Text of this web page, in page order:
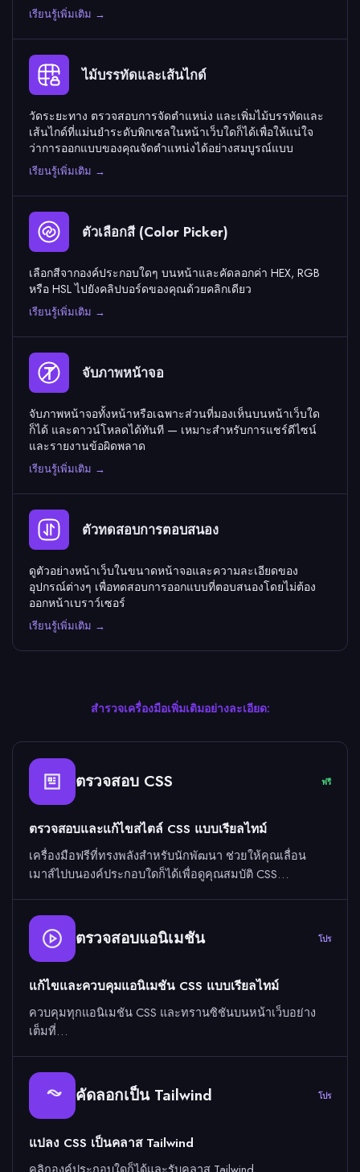
เรียนรู้เพิ่มเติม →
ไม้บรรทัดและเส้นไกด์
วัดระยะทาง ตรวจสอบการจัดตำแหน่ง และเพิ่มไม้บรรทัดและ
เส้นไกด์ที่แม่นยำระดับพิกเซลในหน้าเว็บใดก็ได้เพื่อให้แน่ใจ
ว่าการออกแบบของคุณจัดตำแหน่งได้อย่างสมบูรณ์แบบ
เรียนรู้เพิ่มเติม →
ตัวเลือกสี (Color Picker)
เลือกสีจากองค์ประกอบใดๆ บนหน้าและคัดลอกค่า HEX, RGB
หรือ HSL ไปยังคลิปบอร์ดของคุณด้วยคลิกเดียว
เรียนรู้เพิ่มเติม →
จับภาพหน้าจอ
จับภาพหน้าจอทั้งหน้าหรือเฉพาะส่วนที่มองเห็นบนหน้าเว็บใด
ก็ได้ และดาวน์โหลดได้ทันที — เหมาะสำหรับการแชร์ดีไซน์
และรายงานข้อผิดพลาด
เรียนรู้เพิ่มเติม →
ตัวทดสอบการตอบสนอง
ดูตัวอย่างหน้าเว็บในขนาดหน้าจอและความละเอียดของ
อุปกรณ์ต่างๆ เพื่อทดสอบการออกแบบที่ตอบสนองโดยไม่ต้อง
ออกหน้าเบราว์เซอร์
เรียนรู้เพิ่มเติม →
สำรวจเครื่องมือเพิ่มเติมอย่างละเอียด:
ตรวจสอบ CSS ฟรี
ตรวจสอบและแก้ไขสไตล์ CSS แบบเรียลไทม์
เครื่องมือฟรีที่ทรงพลังสำหรับนักพัฒนา ช่วยให้คุณเลื่อน
เมาส์ไปบนองค์ประกอบใดก็ได้เพื่อดูคุณสมบัติ CSS…
ตรวจสอบแอนิเมชัน โปร
แก้ไขและควบคุมแอนิเมชัน CSS แบบเรียลไทม์
ควบคุมทุกแอนิเมชัน CSS และทรานซิชันบนหน้าเว็บอย่าง
เต็มที่…
คัดลอกเป็น Tailwind โปร
แปลง CSS เป็นคลาส Tailwind